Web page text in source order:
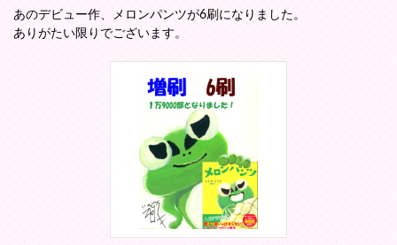
あのデビュー作、メロンパンツが6刷になりました。
ありがたい限りでございます。